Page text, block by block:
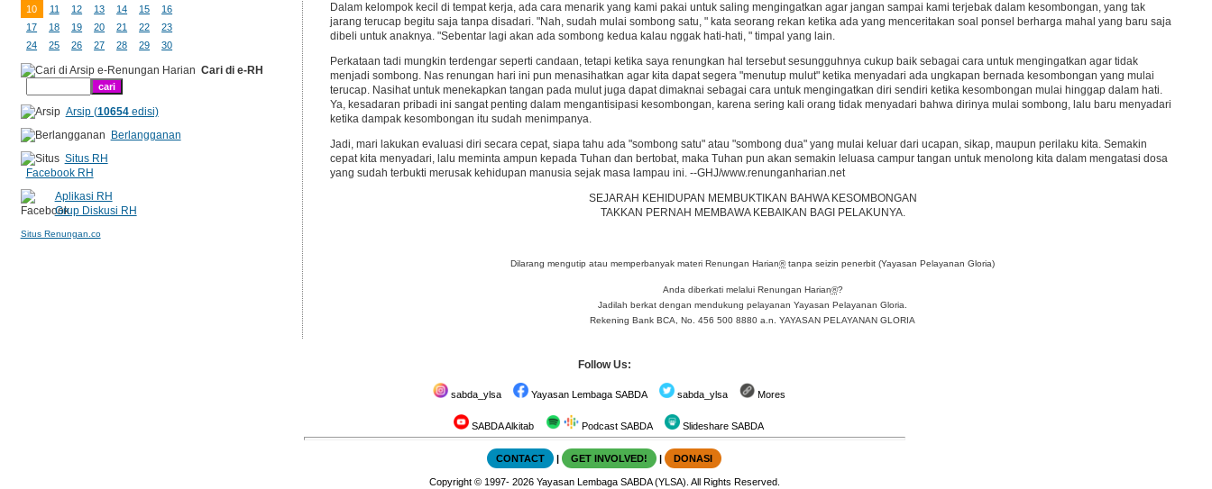
Dalam kelompok kecil di tempat kerja, ada cara menarik yang kami pakai untuk saling mengingatkan agar jangan sampai kami terjebak dalam kesombongan, yang tak
jarang terucap begitu saja tanpa disadari. "Nah, sudah mulai sombong satu, " kata seorang rekan ketika ada yang menceritakan soal ponsel berharga mahal yang baru saja
dibeli untuk anaknya. "Sebentar lagi akan ada sombong kedua kalau nggak hati-hati, " timpal yang lain.
Perkataan tadi mungkin terdengar seperti candaan, tetapi ketika saya renungkan hal tersebut sesungguhnya cukup baik sebagai cara untuk mengingatkan agar tidak
menjadi sombong. Nas renungan hari ini pun menasihatkan agar kita dapat segera "menutup mulut" ketika menyadari ada ungkapan bernada kesombongan yang mulai
terucap. Nasihat untuk menekapkan tangan pada mulut juga dapat dimaknai sebagai cara untuk mengingatkan diri sendiri ketika kesombongan mulai hinggap dalam hati.
Ya, kesadaran pribadi ini sangat penting dalam mengantisipasi kesombongan, karena sering kali orang tidak menyadari bahwa dirinya mulai sombong, lalu baru menyadari
ketika dampak kesombongan itu sudah menimpanya.
Jadi, mari lakukan evaluasi diri secara cepat, siapa tahu ada "sombong satu" atau "sombong dua" yang mulai keluar dari ucapan, sikap, maupun perilaku kita. Semakin
cepat kita menyadari, lalu meminta ampun kepada Tuhan dan bertobat, maka Tuhan pun akan semakin leluasa campur tangan untuk menolong kita dalam mengatasi dosa
yang sudah terbukti merusak kehidupan manusia sejak masa lampau ini. --GHJ/www.renunganharian.net
SEJARAH KEHIDUPAN MEMBUKTIKAN BAHWA KESOMBONGAN
TAKKAN PERNAH MEMBAWA KEBAIKAN BAGI PELAKUNYA.
Dilarang mengutip atau memperbanyak materi Renungan Harian®tanpa seizin penerbit (Yayasan Pelayanan Gloria)
Anda diberkati melalui Renungan Harian®?
Jadilah berkat dengan mendukung pelayanan Yayasan Pelayanan Gloria.
Rekening Bank BCA, No. 456 500 8880 a.n. YAYASAN PELAYANAN GLORIA
10
11 12 13 14 15
16
17
18 19 20 21 22
23
24
25 26 27 28 29 30
Cari di e-RH
Arsip (10654edisi)
Berlangganan
Situs RH
Facebook RH
Aplikasi RH
Grup Diskusi RH
Situs Renungan.co
Follow Us:
sabda_ylsa Yayasan Lembaga SABDA sabda_ylsa Mores
SABDA Alkitab Podcast SABDA Slideshare SABDA
CONTACT | GET INVOLVED! | DONASI
Copyright© 1997- 2026 Yayasan Lembaga SABDA (YLSA). All Rights Reserved.